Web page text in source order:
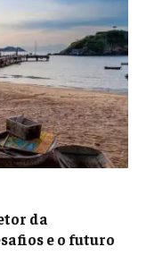
da
e o futuro